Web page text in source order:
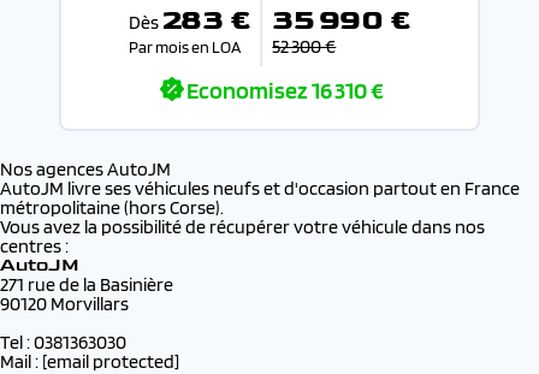
Dès 283 €
Par mois en LOA
35 990 €
52 300 €
Economisez16 310 €
Nos agences AutoJM
AutoJM livre ses véhicules neufs et d'occasion partout en France
métropolitaine (hors Corse).
Vous avez la possibilité de récupérer votre véhicule dans nos
centres :
AutoJM
271 rue de la Basinière
90120 Morvillars
Tel : 0381363030
Mail : [email protected]